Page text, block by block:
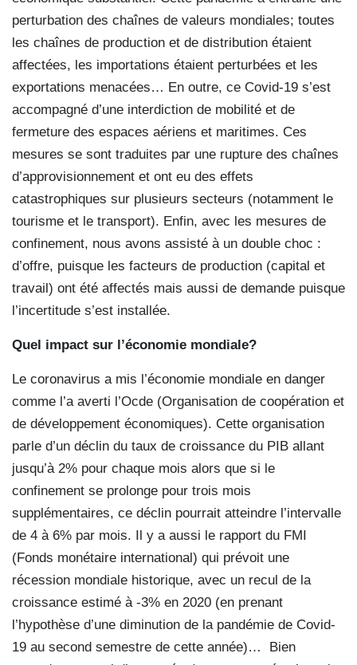
perturbation des chaînes de valeurs mondiales; toutes
les chaînes de production et de distribution étaient
affectées, les importations étaient perturbées et les
exportations menacées… En outre, ce Covid-19 s’est
accompagné d’une interdiction de mobilité et de
fermeture des espaces aériens et maritimes. Ces
mesures se sont traduites par une rupture des chaînes
d’approvisionnement et ont eu des effets
catastrophiques sur plusieurs secteurs (notamment le
tourisme et le transport). Enfin, avec les mesures de
confinement, nous avons assisté à un double choc :
d’offre, puisque les facteurs de production (capital et
travail) ont été affectés mais aussi de demande puisque
l’incertitude s’est installée.
Quel impact sur l’économie mondiale?
Le coronavirus a mis l’économie mondiale en danger
comme l’a averti l’Ocde (Organisation de coopération et
de développement économiques). Cette organisation
parle d’un déclin du taux de croissance du PIB allant
jusqu’à 2% pour chaque mois alors que si le
confinement se prolonge pour trois mois
supplémentaires, ce déclin pourrait atteindre l’intervalle
de 4 à 6% par mois. Il y a aussi le rapport du FMI
(Fonds monétaire international) qui prévoit une
récession mondiale historique, avec un recul de la
croissance estimé à -3% en 2020 (en prenant
l’hypothèse d’une diminution de la pandémie de Covid-
19 au second semestre de cette année)…
Bien